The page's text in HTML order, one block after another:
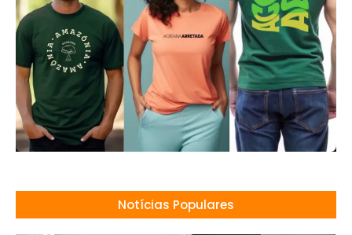
Notícias Populares